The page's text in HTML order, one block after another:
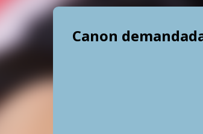
Canon